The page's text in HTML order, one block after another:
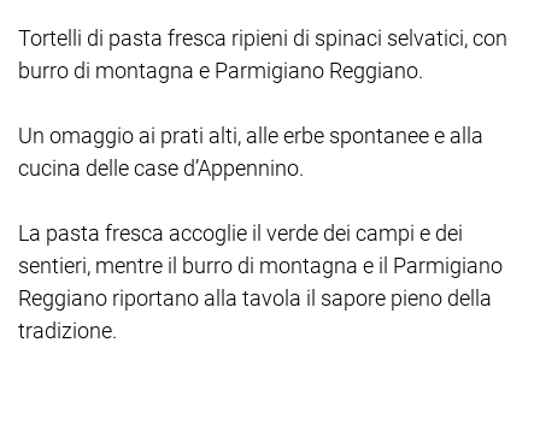
Tortelli di pasta fresca ripieni di spinaci selvatici, con
burro di montagna e Parmigiano Reggiano.
Un omaggio ai prati alti, alle erbe spontanee e alla
cucina delle case d’Appennino.
La pasta fresca accoglie il verde dei campi e dei
sentieri, mentre il burro di montagna e il Parmigiano
Reggiano riportano alla tavola il sapore pieno della
tradizione.